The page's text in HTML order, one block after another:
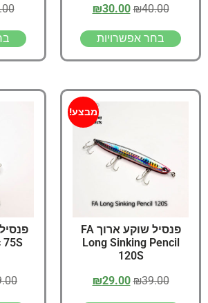
₪40.00
₪30.00
בחר אפשרויות
מבצע!
פנסיל שוקע ארוך FA
Long Sinking Pencil
120S
₪39.00
₪29.00
75S